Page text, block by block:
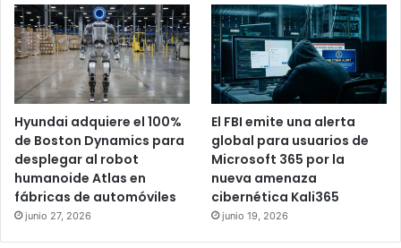
Hyundai adquiere el 100%
de Boston Dynamics para
desplegar al robot
humanoide Atlas en
fábricas de automóviles
junio 27, 2026
El FBI emite una alerta
global para usuarios de
Microsoft 365 por la
nueva amenaza
cibernética Kali365
junio 19, 2026